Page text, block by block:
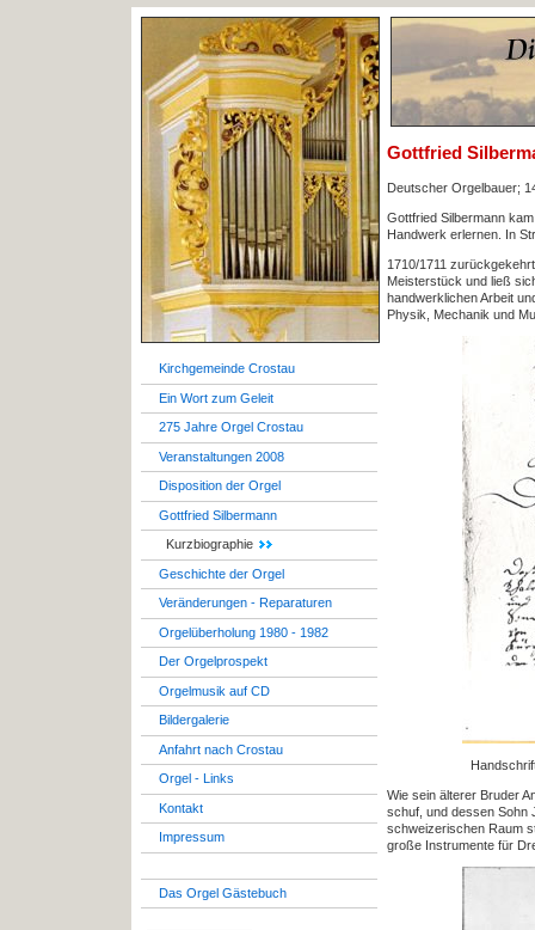
Kirchgemeinde Crostau
Ein Wort zum Geleit
275 Jahre Orgel Crostau
Veranstaltungen 2008
Disposition der Orgel
Gottfried Silbermann
Kurzbiographie
Geschichte der Orgel
Veränderungen - Reparaturen
Orgelüberholung 1980 - 1982
Der Orgelprospekt
Orgelmusik auf CD
Bildergalerie
Anfahrt nach Crostau
Orgel - Links
Kontakt
Impressum
Das Orgel Gästebuch
Gottfried
Deutscher Orgelbauer;
Gottfried Silbermann
Handwerk erlernen. In
1710/1711
Meisterstück und ließ
handwerklichen Arbeit
Physik, Mechanik und
Wie sein älterer Bruder
schuf, und dessen Sohn
schweizerischen Raum
große Instrumente für